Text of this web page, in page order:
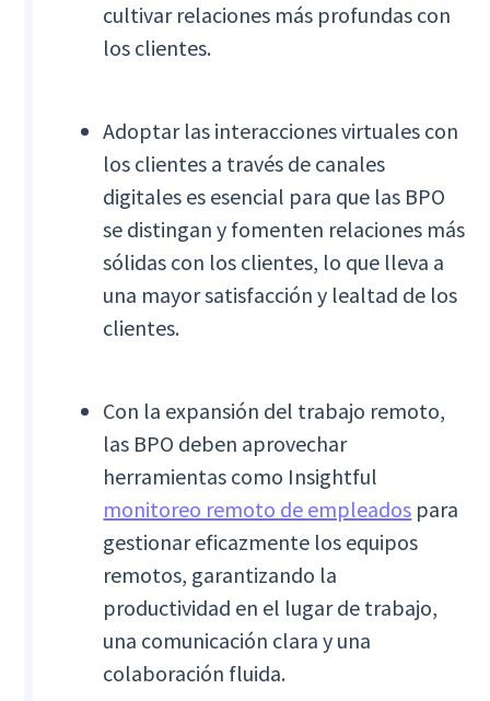
cultivar relaciones más profundas con
los clientes.
Adoptar las interacciones virtuales con
los clientes a través de canales
digitales es esencial para que las BPO
se distingan y fomenten relaciones más
sólidas con los clientes, lo que lleva a
una mayor satisfacción y lealtad de los
clientes.
Con la expansión del trabajo remoto,
las BPO deben aprovechar
herramientas como Insightful
monitoreo remoto de empleados para
gestionar eficazmente los equipos
remotos, garantizando la
productividad en el lugar de trabajo,
una comunicación clara y una
colaboración fluida.